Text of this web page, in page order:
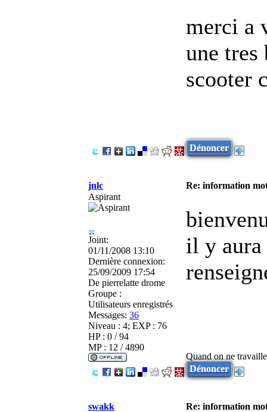
merci a
une tres
scooter
Dénoncer
jnlc
Re: information
Aspirant
Joint:
01/11/2008 13:10
Dernière connexion:
25/09/2009 17:54
De pierrelatte drome
Groupe :
Utilisateurs enregistrés
Messages: 36
Niveau : 4; EXP : 76
HP : 0 / 94
MP : 12 / 4890
il y aura
Quand on ne
Dénoncer
swakk
Re: information